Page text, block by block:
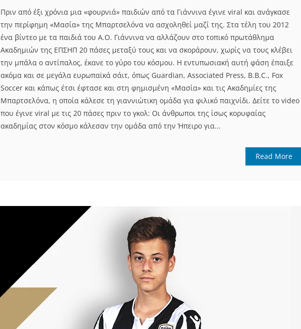
Πριν από έξι χρόνια μια «φουρνιά» παιδιών από τα Γιάννινα έγινε viral και ανάγκασε
την περίφημη «Μασία» της Μπαρτσελόνα να ασχοληθεί μαζί της. Στα τέλη του 2012
ένα βίντεο με τα παιδιά του Α.Ο. Γιάννινα να αλλάζουν στο τοπικό πρωτάθλημα
Ακαδημιών της ΕΠΣΗΠ 20 πάσες μεταξύ τους και να σκοράρουν, χωρίς να τους κλέβει
την μπάλα ο αντίπαλος, έκανε το γύρο του κόσμου. Η εντυπωσιακή αυτή φάση έπαιξε
ακόμα και σε μεγάλα ευρωπαϊκά σάιτ, όπως Guardian, Associated Press, B.B.C., Fox
Soccer και κάπως έτσι έφτασε και στη φημισμένη «Μασία» και τις Ακαδημίες της
Μπαρτσελόνα, η οποία κάλεσε τη γιαννιώτικη ομάδα για φιλικό παιχνίδι. Δείτε το video
που έγινε viral με τις 20 πάσες πριν το γκολ: Οι άνθρωποι της ίσως κορυφαίας
ακαδημίας στον κόσμο κάλεσαν την ομάδα από την Ήπειρο για...
Read More